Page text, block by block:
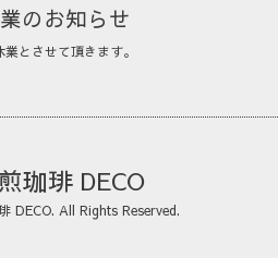
のお知らせ
とさせて頂きます。
珈琲 DECO
DECO. All Rights Reserved.